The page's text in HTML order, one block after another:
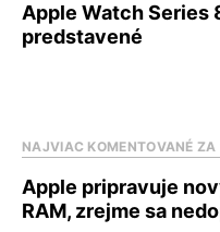
Apple Watch Series
predstavené
NAJVIAC KOMENTOVANÉ ZA
Apple pripravuje
RAM, zrejme sa